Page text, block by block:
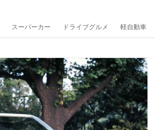
スーパーカー ドライブグルメ 軽自動車